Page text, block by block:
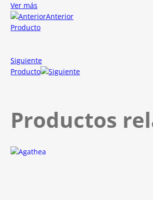
Ver más
Anterior
Producto
Siguiente
Producto
Productos